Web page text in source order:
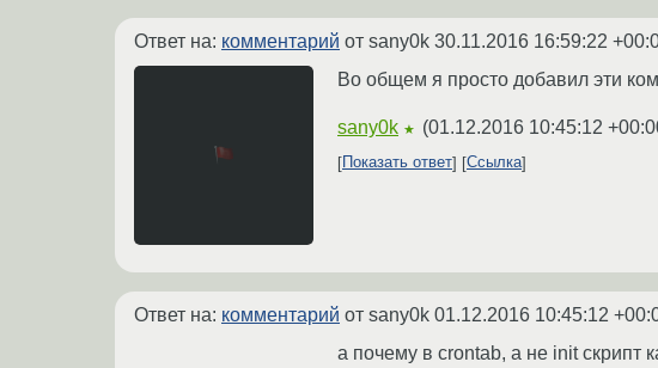
Ответ на: комментарий от sany0k 30.11.2016 16:59:22
Во общем я просто добавил эти
sany0k ★ (01.12.2016 10:45:12
Показать ответ
Ссылка
Ответ на: комментарий от sany0k 01.12.2016 10:45:12
а почему в crontab, а не init скрипт